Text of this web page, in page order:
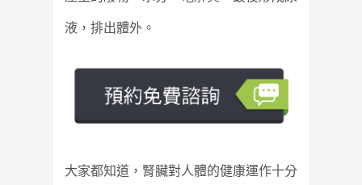
液，排出體外。
大家都知道，腎臟對人體的健康運作十分